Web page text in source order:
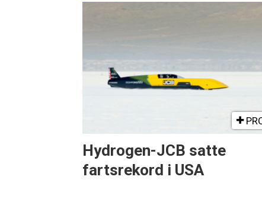
Hydrogen-JCB satte
fartsrekord i USA